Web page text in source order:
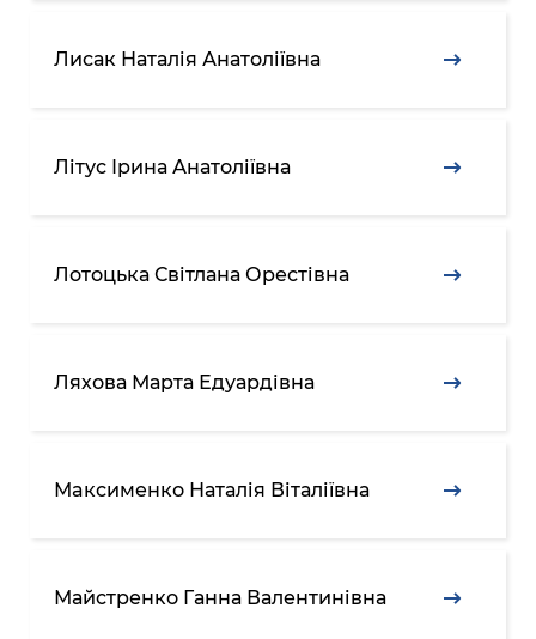
Лисак Наталія Анатоліївна
Літус Ірина Анатоліївна
Лотоцька Світлана Орестівна
Ляхова Марта Едуардівна
Мaксименко Наталія Віталіївна
Майстренко Ганна Валентинівна